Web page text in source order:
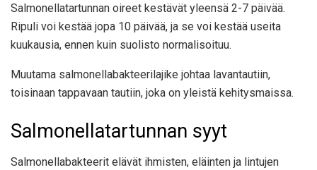
Salmonellatartunnan oireet kestävät yleensä 2-7 päivää.
Ripuli voi kestää jopa 10 päivää, ja se voi kestää useita
kuukausia, ennen kuin suolisto normalisoituu.
Muutama salmonellabakteerilajike johtaa lavantautiin,
toisinaan tappavaan tautiin, joka on yleistä kehitysmaissa.
Salmonellatartunnan syyt
Salmonellabakteerit elävät ihmisten, eläinten ja lintujen